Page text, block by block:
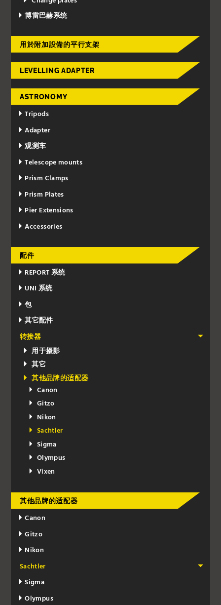
博雷巴赫系统
用於附加設備的平行支架
LEVELLING ADAPTER
ASTRONOMY
Tripods
Adapter
观测车
Telescope mounts
Prism Clamps
Prism Plates
Pier Extensions
Accessories
配件
REPORT 系统
UNI 系统
包
其它配件
转接器
用于摄影
其它
其他品牌的适配器
Canon
Gitzo
Nikon
Sachtler
Sigma
Olympus
Vixen
其他品牌的适配器
Canon
Gitzo
Nikon
Sachtler
Sigma
Olympus